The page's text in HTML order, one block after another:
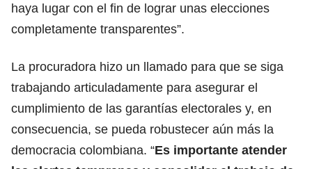
haya lugar con el fin de lograr unas elecciones
completamente transparentes”.
La procuradora hizo un llamado para que se siga
trabajando articuladamente para asegurar el
cumplimiento de las garantías electorales y, en
consecuencia, se pueda robustecer aún más la
democracia colombiana. “Es importante atender